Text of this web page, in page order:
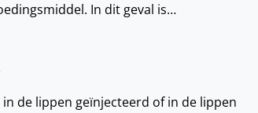
In dit geval is…
de lippen geïnjecteerd of in de lippen